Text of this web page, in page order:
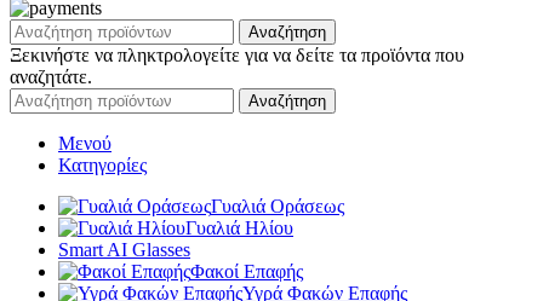
Αναζήτηση
Ξεκινήστε να πληκτρολογείτε για να δείτε τα προϊόντα που
αναζητάτε.
Αναζήτηση
Μενού
Κατηγορίες
Γυαλιά Οράσεως
Γυαλιά Ηλίου
Smart AI Glasses
Φακοί Επαφής
Υγρά Φακών Επαφής